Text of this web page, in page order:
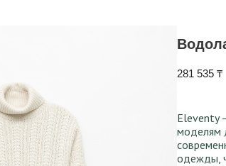
281 535 ₸
Eleventy
моделям
одежды,